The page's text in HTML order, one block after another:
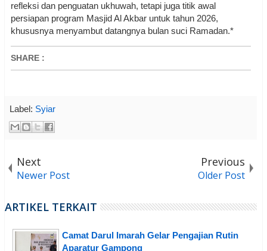
refleksi dan penguatan ukhuwah, tetapi juga titik awal
persiapan program Masjid Al Akbar untuk tahun 2026,
khususnya menyambut datangnya bulan suci Ramadan.*
SHARE :
Label: Syiar
Next
Newer Post
Previous
Older Post
ARTIKEL TERKAIT
Camat Darul Imarah Gelar Pengajian Rutin
Aparatur Gampong